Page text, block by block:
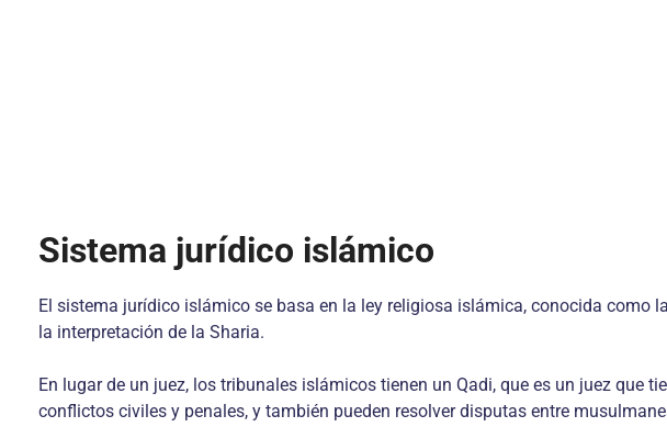
Sistema jurídico islámico
El sistema jurídico islámico se basa en la ley religiosa islámica, conocida como
la interpretación de la Sharia.
En lugar de un juez, los tribunales islámicos tienen un Qadi, que es un juez
conflictos civiles y penales, y también pueden resolver disputas entre